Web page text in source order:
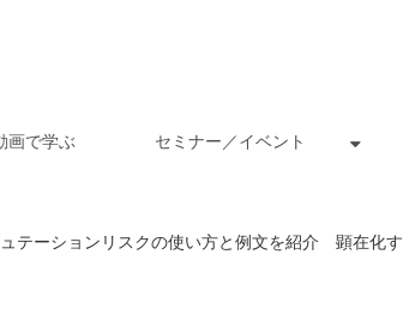
画で学ぶ セミナー／イベント
テーションリスクの使い方と例文を紹介 顕在化